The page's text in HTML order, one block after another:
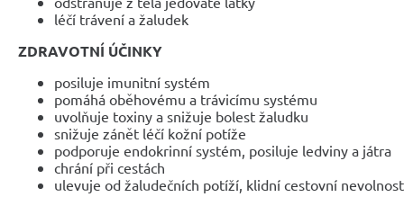
léčí trávení a žaludek
ZDRAVOTNÍ ÚČINKY
posiluje imunitní systém
pomáhá oběhovému a trávicímu systému
uvolňuje toxiny a snižuje bolest žaludku
snižuje zánět léčí kožní potíže
podporuje endokrinní systém, posiluje ledviny a játra
chrání při cestách
ulevuje od žaludečních potíží, klidní cestovní